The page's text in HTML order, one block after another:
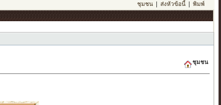
ชุมชน| ส่งหัวข้อนี้| พิมพ์
ชุมชน